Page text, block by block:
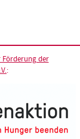
Förderung der
: